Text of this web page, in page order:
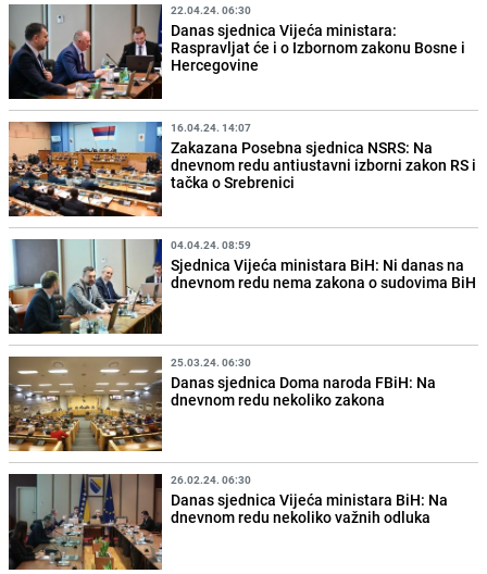
22.04.24. 06:30
Danas sjednica Vijeća ministara:
Raspravljat će i o Izbornom zakonu Bosne i
Hercegovine
16.04.24. 14:07
Zakazana Posebna sjednica NSRS: Na
dnevnom redu antiustavni izborni zakon RS i
tačka o Srebrenici
04.04.24. 08:59
Sjednica Vijeća ministara BiH: Ni danas na
dnevnom redu nema zakona o sudovima BiH
25.03.24. 06:30
Danas sjednica Doma naroda FBiH: Na
dnevnom redu nekoliko zakona
26.02.24. 06:30
Danas sjednica Vijeća ministara BiH: Na
dnevnom redu nekoliko važnih odluka